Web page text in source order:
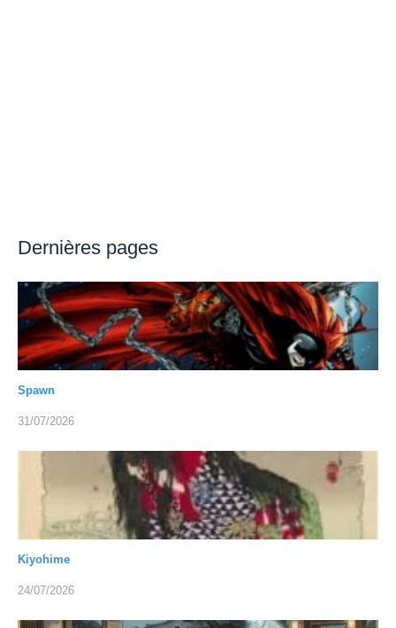
Dernières pages
Spawn
31/07/2026
Kiyohime
24/07/2026